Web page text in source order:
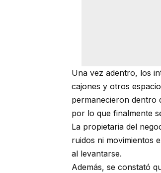
Una vez adentro, los
cajones y otros
permanecieron dentro
por lo que finalmente
La propietaria del
ruidos ni movimientos
al levantarse.
Además, se constató